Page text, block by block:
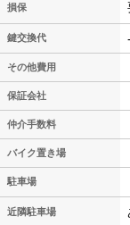
損保
鍵交換代 -
その他費用
保証会社
仲介手数料
バイク置き場
駐車場
近隣駐車場